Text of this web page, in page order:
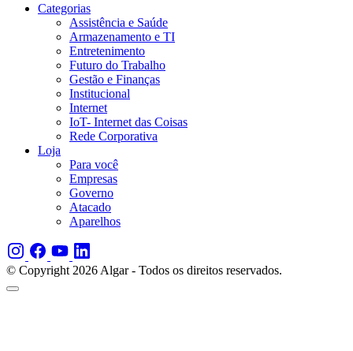
Categorias
Assistência e Saúde
Armazenamento e TI
Entretenimento
Futuro do Trabalho
Gestão e Finanças
Institucional
Internet
IoT- Internet das Coisas
Rede Corporativa
Loja
Para você
Empresas
Governo
Atacado
Aparelhos
© Copyright 2026 Algar - Todos os direitos reservados.